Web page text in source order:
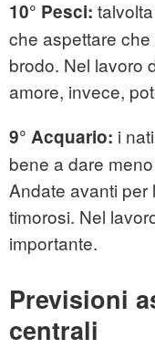
10° Pesci:
che aspettare
brodo. Nel lavoro
amore, invece,
9° Acquario: i
bene a dare
Andate avanti per
timorosi. Nel
importante.
Previsioni
centrali